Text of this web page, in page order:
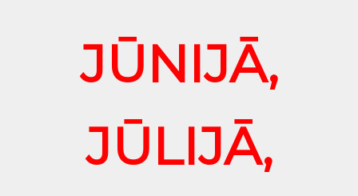
JŪNIJĀ,
JŪLIJĀ,